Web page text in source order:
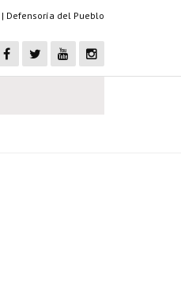
| Defensoría del Pueblo